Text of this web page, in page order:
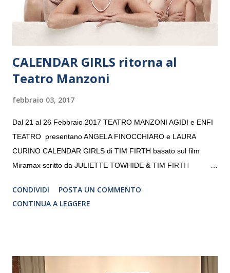
da un prestigioso consiglio di consulent...
CALENDAR GIRLS ritorna al
Teatro Manzoni
febbraio 03, 2017
Dal 21 al 26 Febbraio 2017 TEATRO MANZONI AGIDI e ENFI
TEATRO presentano ANGELA FINOCCHIARO e LAURA
CURINO CALENDAR GIRLS di TIM FIRTH basato sul film
Miramax scritto da JULIETTE TOWHIDE & TIM FIRTH
CRISTINA PEZZOLI
CONDIVIDI
POSTA UN COMMENTO
CONTINUA A LEGGERE